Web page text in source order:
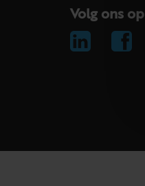
Volg ons op